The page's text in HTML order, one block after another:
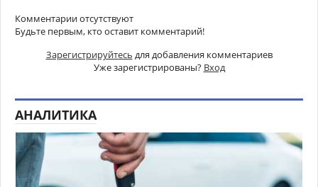
Комментарии отсутствуют
Будьте первым, кто оставит комментарий!
Зарегистрируйтесь для добавления комментариев
Уже зарегистрированы? Вход
АНАЛИТИКА